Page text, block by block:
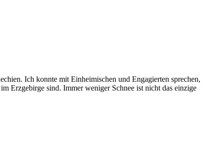
Ich konnte mit Einheimischen und Engagierten sprechen,
Erzgebirge sind. Immer weniger Schnee ist nicht das einzige